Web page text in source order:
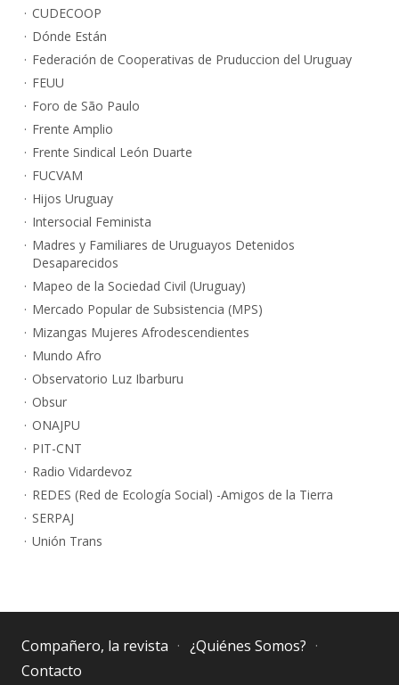
CUDECOOP
Dónde Están
Federación de Cooperativas de Pruduccion del Uruguay
FEUU
Foro de São Paulo
Frente Amplio
Frente Sindical León Duarte
FUCVAM
Hijos Uruguay
Intersocial Feminista
Madres y Familiares de Uruguayos Detenidos
Desaparecidos
Mapeo de la Sociedad Civil (Uruguay)
Mercado Popular de Subsistencia (MPS)
Mizangas Mujeres Afrodescendientes
Mundo Afro
Observatorio Luz Ibarburu
Obsur
ONAJPU
PIT-CNT
Radio Vidardevoz
REDES (Red de Ecología Social) -Amigos de la Tierra
SERPAJ
Unión Trans
Compañero, la revista
¿Quiénes Somos?
Contacto